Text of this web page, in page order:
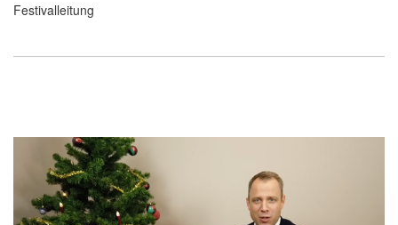
Festivalleitung